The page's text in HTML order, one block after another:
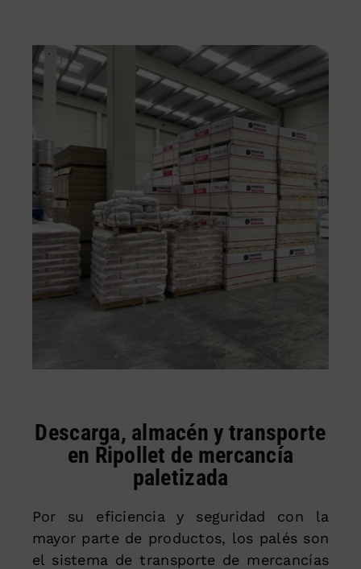
Descarga, almacén y transporte
en Ripollet de mercancía
paletizada
Por su eficiencia y seguridad con la
mayor parte de productos, los palés son
el sistema de transporte de mercancías